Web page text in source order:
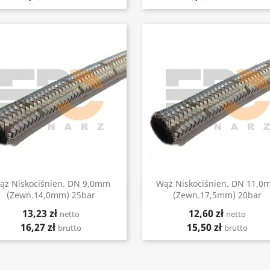
Niskociśnien. DN 9,0mm
(zewn.14,0mm) 25bar
13,23 zł netto
16,27 zł brutto
Szybki podgląd
Wąż Niskociśnien. DN
(zewn.17,5mm) 20bar
12,60 zł netto
15,50 zł brutto
Szybki podgląd